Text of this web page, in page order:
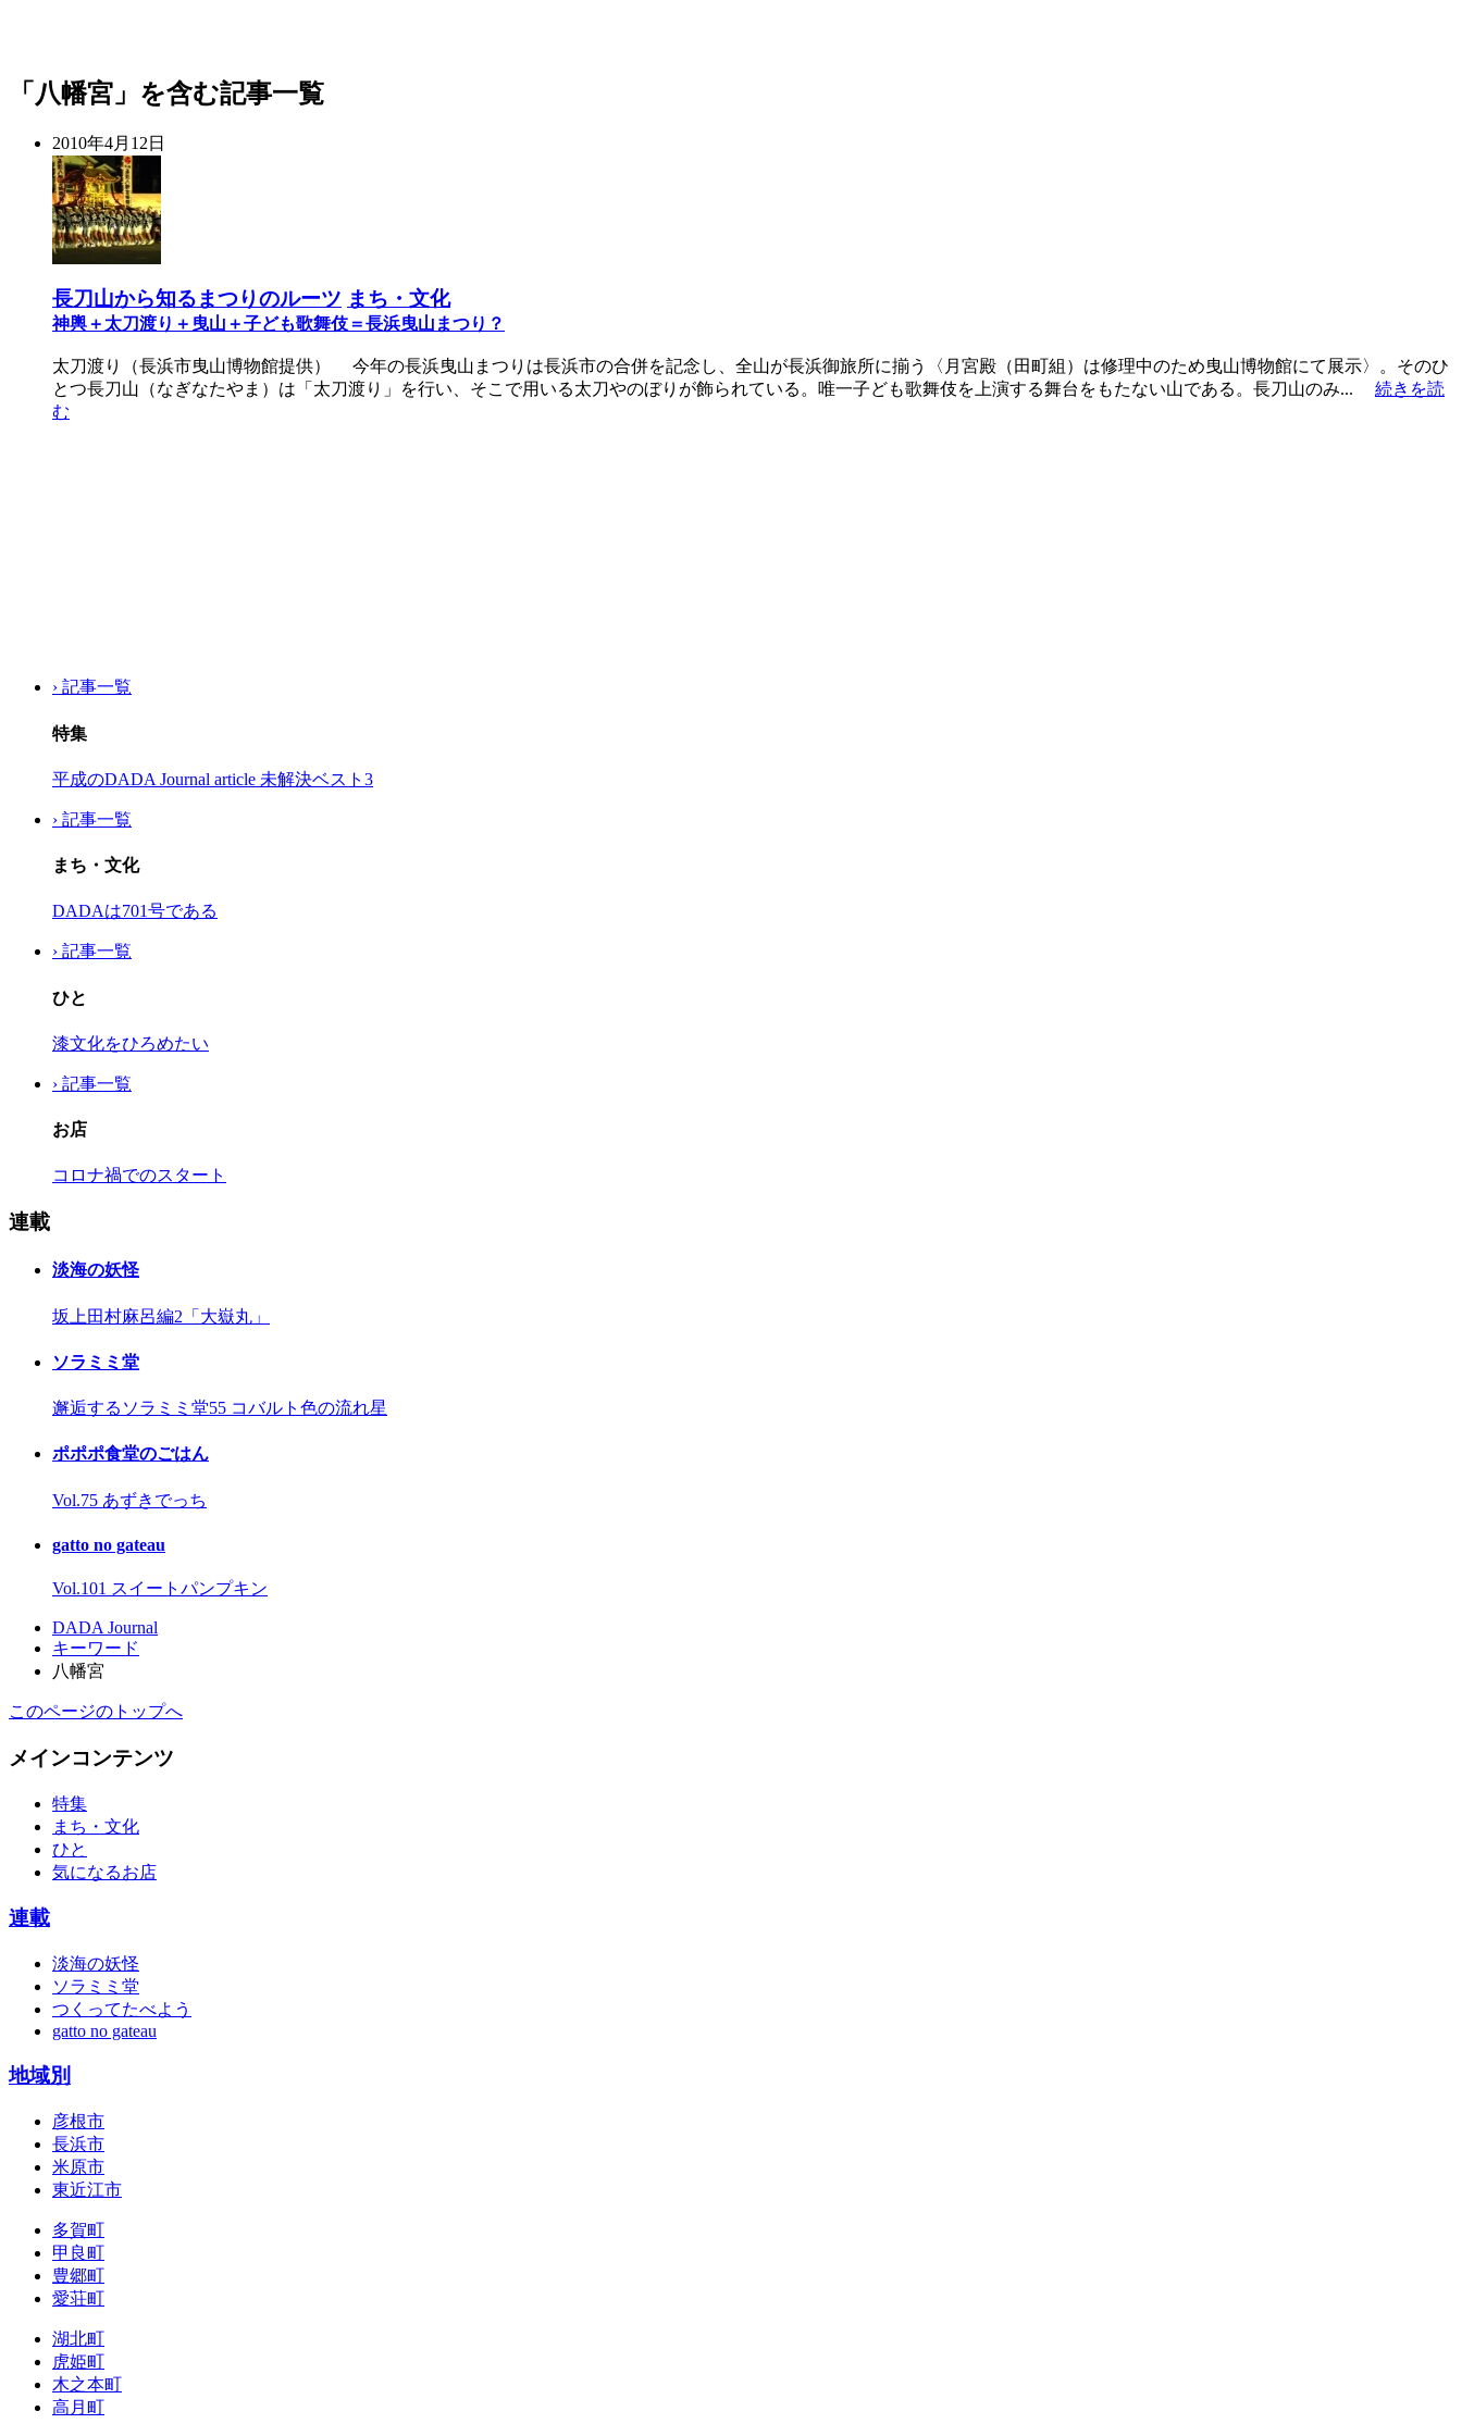
「八幡宮」を含む記事一覧
2010年4月12日
長刀山から知るまつりのルーツ まち・文化
神輿＋太刀渡り＋曳山＋子ども歌舞伎＝長浜曳山まつり？
太刀渡り（長浜市曳山博物館提供） 今年の長浜曳山まつりは長浜市の合併を記念し、全山が長浜御旅所に揃う〈月宮殿（田町組）は修理中のため曳山博物館にて展示〉。そのひ
とつ長刀山（なぎなたやま）は「太刀渡り」を行い、そこで用いる太刀やのぼりが飾られている。唯一子ども歌舞伎を上演する舞台をもたない山である。長刀山のみ... 続きを読
む
› 記事一覧
特集
平成のDADA Journal article 未解決ベスト3
› 記事一覧
まち・文化
DADAは701号である
› 記事一覧
ひと
漆文化をひろめたい
› 記事一覧
お店
コロナ禍でのスタート
連載
淡海の妖怪
坂上田村麻呂編2「大嶽丸」
ソラミミ堂
邂逅するソラミミ堂55 コバルト色の流れ星
ポポポ食堂のごはん
Vol.75 あずきでっち
gatto no gateau
Vol.101 スイートパンプキン
DADA Journal
キーワード
八幡宮
このページのトップへ
メインコンテンツ
特集
まち・文化
ひと
気になるお店
連載
淡海の妖怪
ソラミミ堂
つくってたべよう
gatto no gateau
地域別
彦根市
長浜市
米原市
東近江市
多賀町
甲良町
豊郷町
愛荘町
湖北町
虎姫町
木之本町
高月町